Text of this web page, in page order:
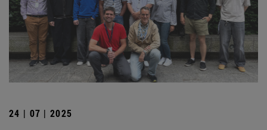
24 | 07 | 2025